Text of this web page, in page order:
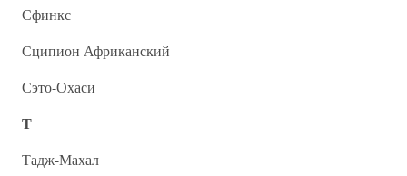
Сфинкс
Сципион Африканский
Сэто-Охаси
Т
Тадж-Махал